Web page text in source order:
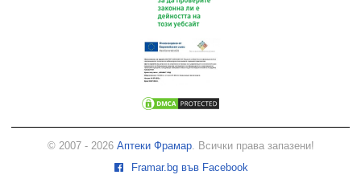
© 2007 - 2026 Аптеки Фрамар. Всички права запазени!
Framar.bg във Facebook